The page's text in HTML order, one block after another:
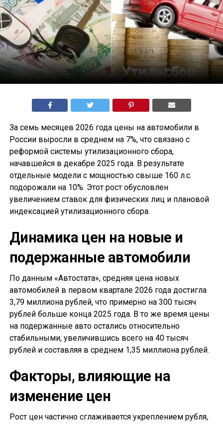
За семь месяцев 2026 года цены на автомобили в
России выросли в среднем на 7%, что связано с
реформой системы утилизационного сбора,
начавшейся в декабре 2025 года. В результате
отдельные модели с мощностью свыше 160 л.с.
подорожали на 10%. Этот рост обусловлен
увеличением ставок для физических лиц и плановой
индексацией утилизационного сбора.
Динамика цен на новые и
подержанные автомобили
По данным «Автостата», средняя цена новых
автомобилей в первом квартале 2026 года достигла
3,79 миллиона рублей, что примерно на 300 тысяч
рублей больше конца 2025 года. В то же время цены
на подержанные авто остались относительно
стабильными, увеличившись всего на 40 тысяч
рублей и составляя в среднем 1,35 миллиона рублей.
Факторы, влияющие на
изменение цен
Рост цен частично сглаживается укреплением рубля,